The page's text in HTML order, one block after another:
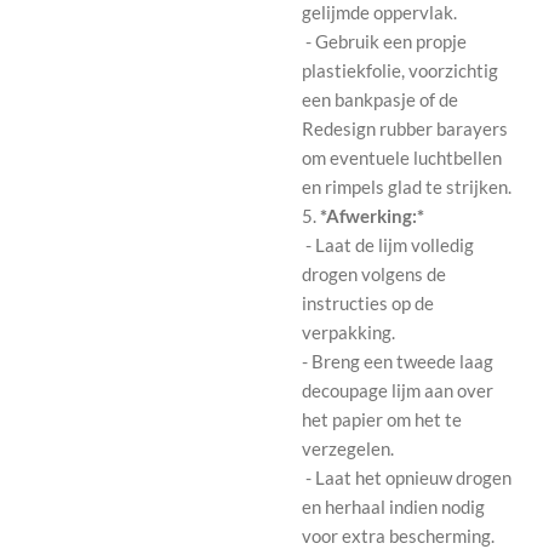
gelijmde oppervlak.
- Gebruik een propje
plastiekfolie, voorzichtig
een bankpasje of de
Redesign rubber barayers
om eventuele luchtbellen
en rimpels glad te strijken.
5.*Afwerking:*
- Laat de lijm volledig
drogen volgens de
instructies op de
verpakking.
- Breng een tweede laag
decoupage lijm aan over
het papier om het te
verzegelen.
- Laat het opnieuw drogen
en herhaal indien nodig
voor extra bescherming.